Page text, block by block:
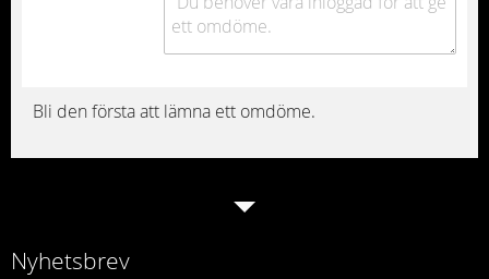
Bli den första att lämna ett omdöme.
Nyhetsbrev